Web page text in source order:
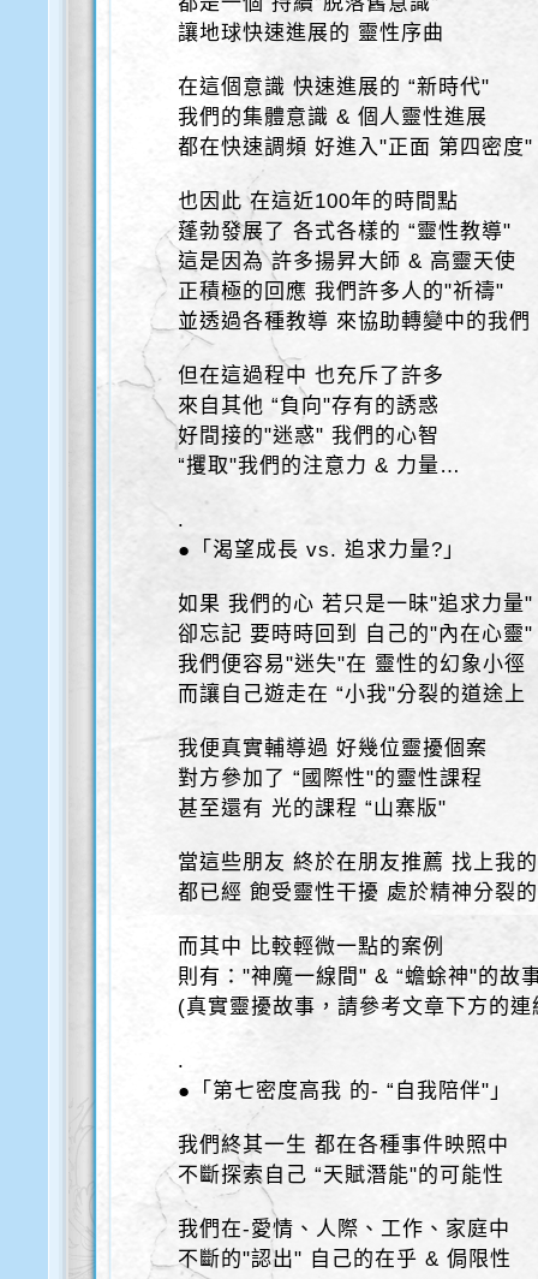
讓地球快速進展的 靈性序曲
在這個意識 快速進展的 “新時代"
我們的集體意識 & 個人靈性進展
都在快速調頻 好進入"正面 第四密度"
也因此 在這近100年的時間點
蓬勃發展了 各式各樣的 “靈性教導"
這是因為 許多揚昇大師 & 高靈天使
正積極的回應 我們許多人的"祈禱"
並透過各種教導 來協助轉變中的我們
但在這過程中 也充斥了許多
來自其他 “負向"存有的誘惑
好間接的"迷惑" 我們的心智
“攫取"我們的注意力 & 力量…
.
●「渴望成長 vs. 追求力量?」
如果 我們的心 若只是一昧"追求力量"
卻忘記 要時時回到 自己的"內在心靈"
我們便容易"迷失"在 靈性的幻象小徑
而讓自己遊走在 “小我"分裂的道途上
我便真實輔導過 好幾位靈擾個案
對方參加了 “國際性"的靈性課程
甚至還有 光的課程 “山寨版"
當這些朋友 終於在朋友推薦 找上我
都已經 飽受靈性干擾 處於精神分裂
而其中 比較輕微一點的案例
則有："神魔一線間" & “蟾蜍神"的故
(真實靈擾故事，請參考文章下方的連
.
●「第七密度高我 的- “自我陪伴"」
我們終其一生 都在各種事件映照中
不斷探索自己 “天賦潛能"的可能性
我們在-愛情、人際、工作、家庭中
不斷的"認出" 自己的在乎 & 侷限性